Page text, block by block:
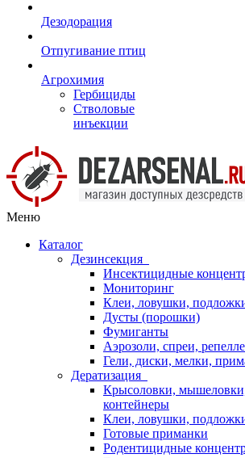
Дезодорация
Отпугивание птиц
Агрохимия
Гербициды
Стволовые
инъекции
Меню
Каталог
Дезинсекция
Инсектицидные
Мониторинг
Клеи, ловушки,
Дусты (порошки)
Фумиганты
Аэрозоли, спреи,
Гели, диски, мелки,
Дератизация
Крысоловки,
контейнеры
Клеи, ловушки,
Готовые приманки
Родентицидные